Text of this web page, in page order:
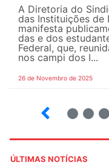
A Diretoria do
das Instituições de
manifesta
das e dos
Federal, que,
nos campi dos I...
26 de Novembro de 2025
ÚLTIMAS NOTÍCIAS